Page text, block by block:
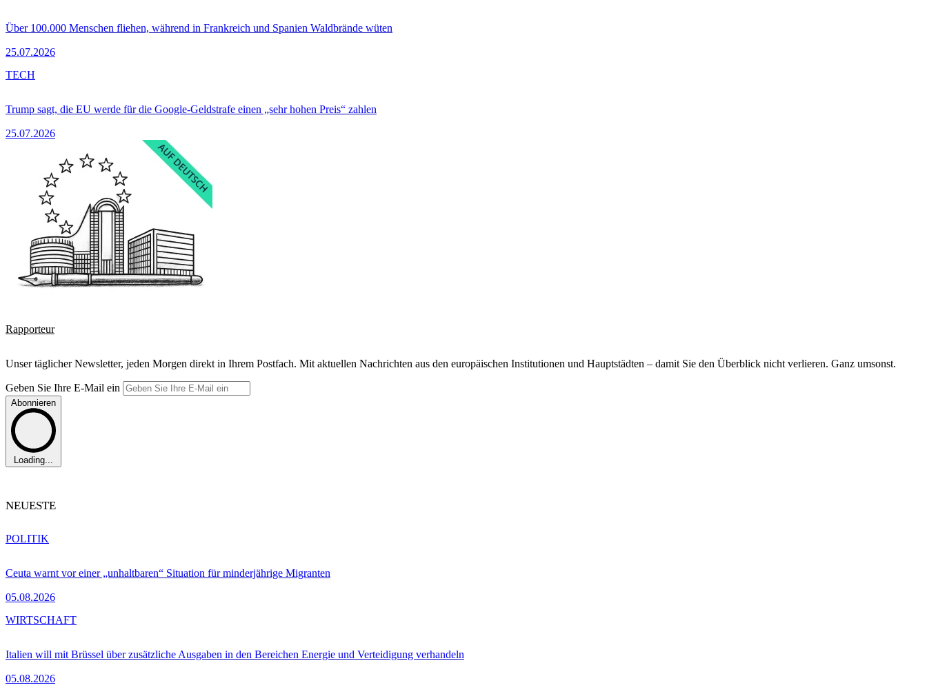
Über 100.000 Menschen fliehen, während in Frankreich und Spanien Waldbrände wüten
25.07.2026
Trump sagt, die EU werde für die Google-Geldstrafe einen „sehr hohen Preis“ zahlen
25.07.2026
TECH
Rapporteur
Unser täglicher Newsletter, jeden Morgen direkt in Ihrem Postfach. Mit aktuellen Nachrichten aus den europäischen Institutionen und Hauptstädten – damit Sie den Überblick nicht verlieren. Ganz umsonst.
Geben Sie Ihre E-Mail ein
Abonnieren
Loading...
NEUESTE
Ceuta warnt vor einer „unhaltbaren“ Situation für minderjährige Migranten
05.08.2026
POLITIK
Italien will mit Brüssel über zusätzliche Ausgaben in den Bereichen Energie und Verteidigung verhandeln
05.08.2026
WIRTSCHAFT